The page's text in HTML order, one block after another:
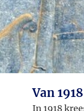
Van
In 1918